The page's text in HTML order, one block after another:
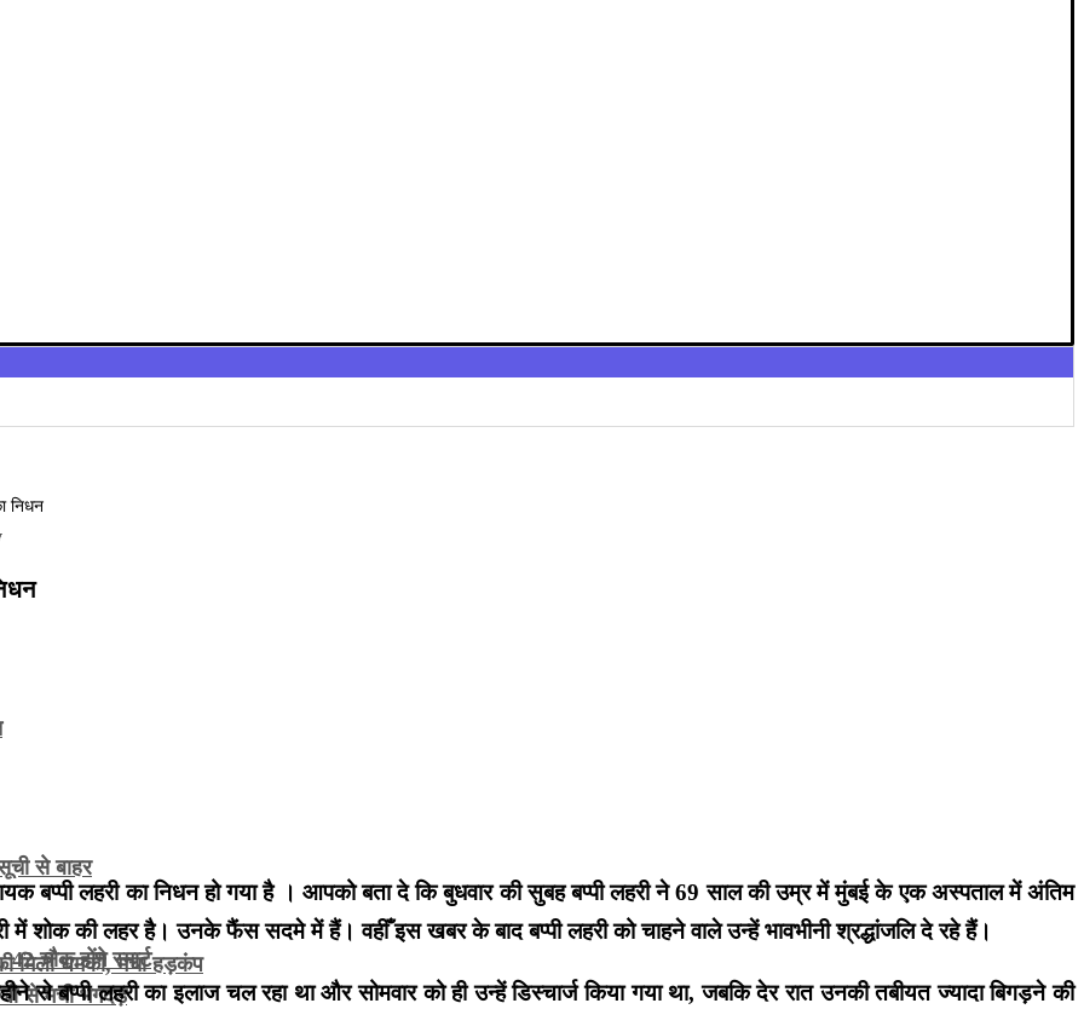
से बाहर
मिली धमकी, मचा हड़कंप
चौक होंगे स्मार्ट
से मची भगदड़
बप्पी लहरी का निधन हो गया है । आपको बता दे कि बुधवार की सुबह बप्पी लहरी ने 69 साल की उम्र में मुंबई के एक अस्पताल में अंतिम
शोक की लहर है। उनके फैंस सदमे में हैं। वहीँ इस खबर के बाद बप्पी लहरी को चाहने वाले उन्हें भावभीनी श्रद्धांजलि दे रहे हैं।
बप्पी लहरी का इलाज चल रहा था और सोमवार को ही उन्हें डिस्चार्ज किया गया था, जबकि देर रात उनकी तबीयत ज्यादा बिगड़ने की